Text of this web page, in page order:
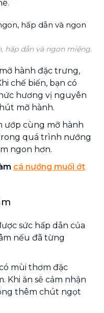
hấp dẫn và ngon miệng.
hành đặc trưng,
chế biến, bạn có
hương vị nguyên
mỡ hành.
ướp cùng mỡ hành
quá trình nướng
ngon hơn.
cá nướng muối ớt
sức hấp dẫn của
nếu đã từng
mùi thơm đặc
Khi ăn sẽ cảm nhận
thêm chút ngọt